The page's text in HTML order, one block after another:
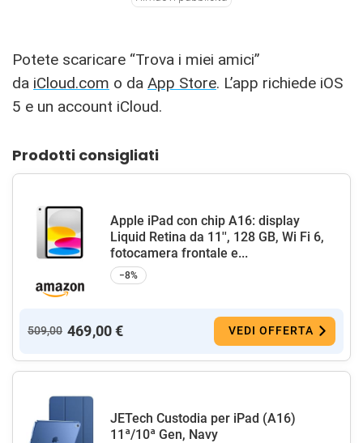
Potete scaricare “Trova i miei amici”
da iCloud.com o da App Store. L’app richiede iOS
5 e un account iCloud.
Prodotti consigliati
Apple iPad con chip A16: display
Liquid Retina da 11'', 128 GB, Wi Fi 6,
fotocamera frontale e...
−8%
509,00 469,00 € VEDI OFFERTA
JETech Custodia per iPad (A16)
11ª/10ª Gen, Navy